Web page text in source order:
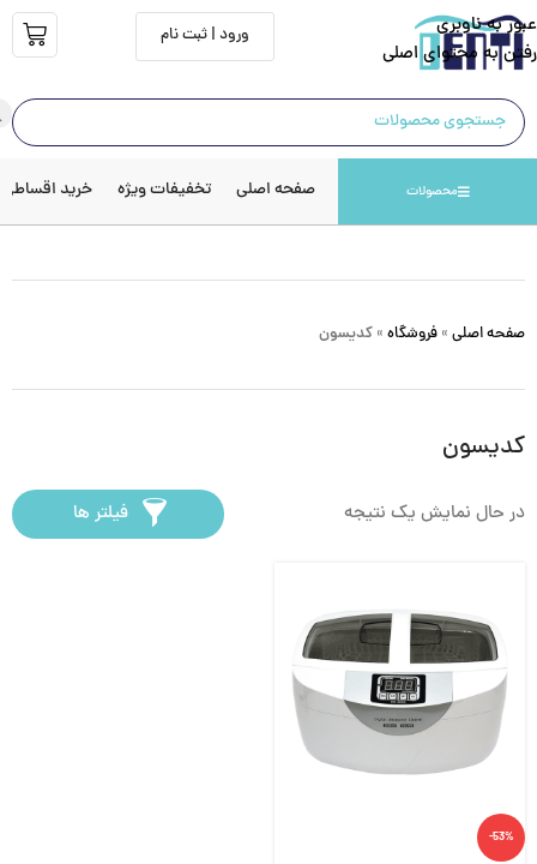
عبور به ناوبری
رفتن به محتوای اصلی
ورود | ثبت نام
محصولات صفحه اصلی تخفیفات ویژه خرید اقساطی
صفحه اصلی » فروشگاه » کدیسون
کدیسون
در حال نمایش یک نتیجه فیلتر ها
-53%